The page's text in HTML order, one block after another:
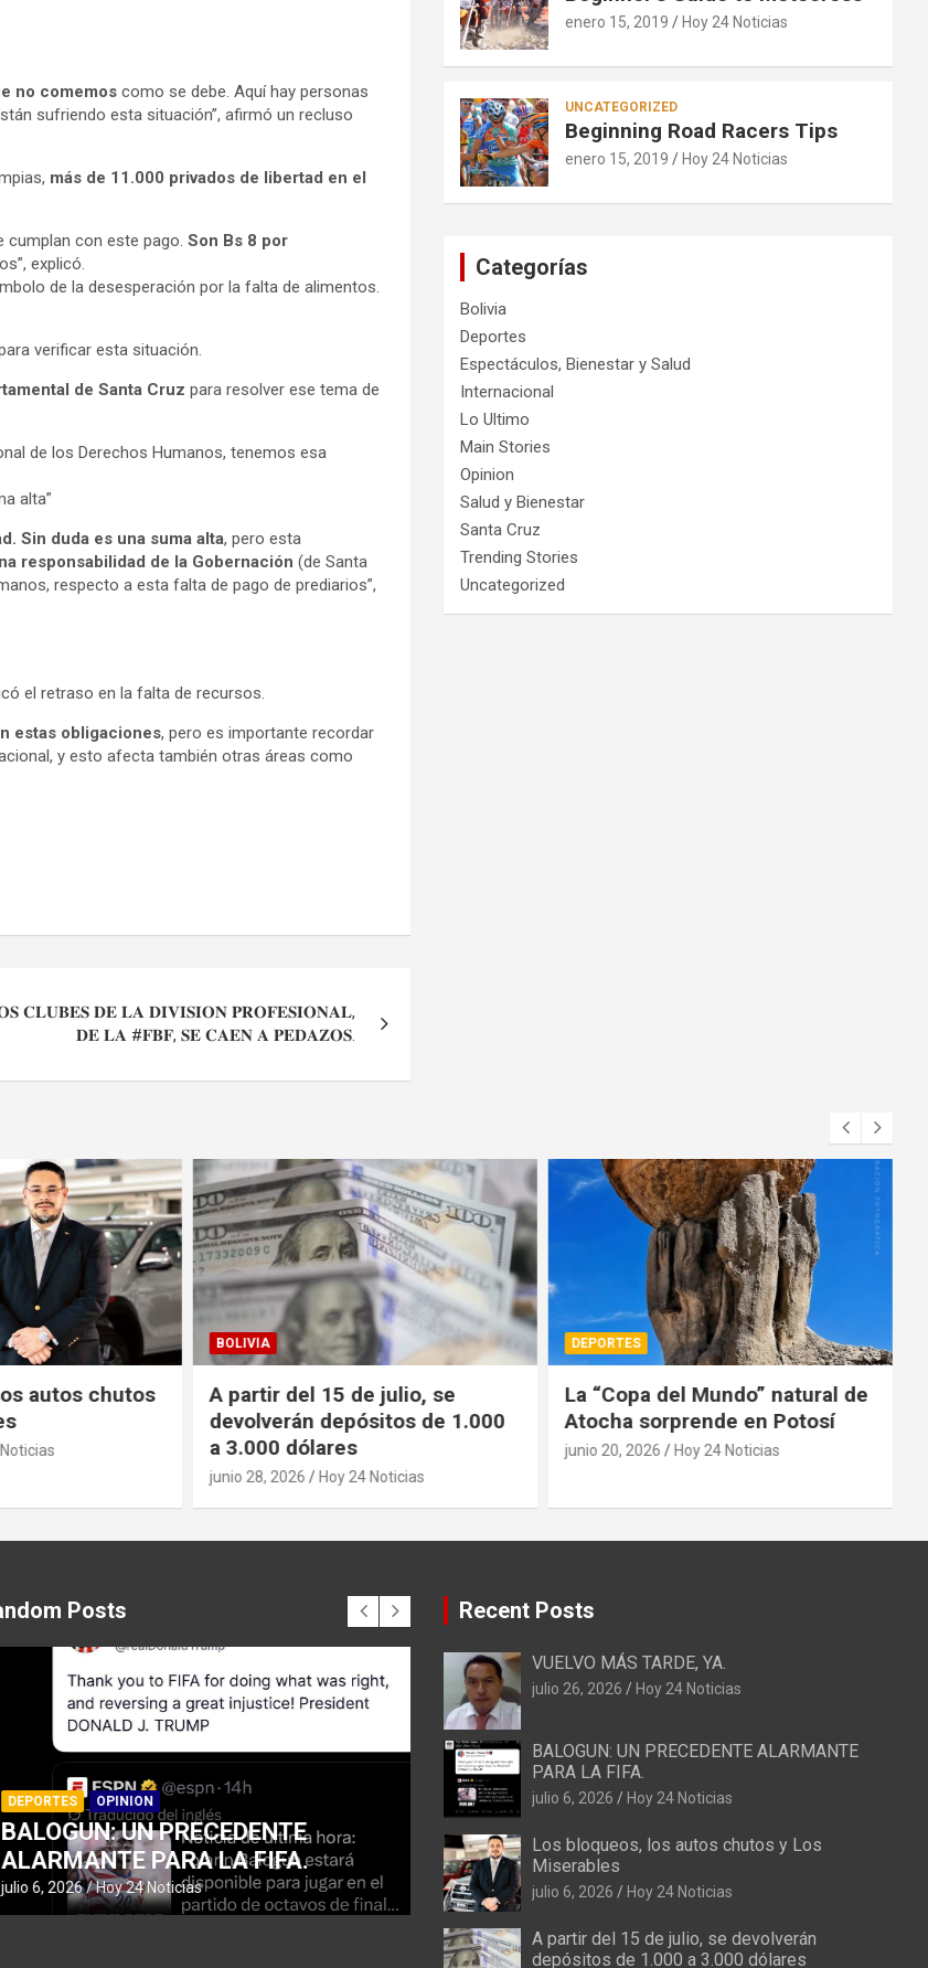
no comemos como se debe. Aquí hay personas
sufriendo esta situación”, afirmó un recluso
más de 11.000 privados de libertad en el
cumplan con este pago. Son Bs 8 por
explicó.
de la desesperación por la falta de alimentos.
verificar esta situación.
de Santa Cruz para resolver ese tema de
de los Derechos Humanos, tenemos esa
alta”
Sin duda es una suma alta, pero esta
responsabilidad de la Gobernación (de Santa
respecto a esta falta de pago de prediarios”,
el retraso en la falta de recursos.
estas obligaciones, pero es importante recordar
y esto afecta también otras áreas como
𝐂𝐋𝐔𝐁𝐄𝐒 𝐃𝐄 𝐋𝐀 𝐃𝐈𝐕𝐈𝐒𝐈𝐎𝐍 𝐏𝐑𝐎𝐅𝐄𝐒𝐈𝐎𝐍𝐀𝐋,
𝐃𝐄 𝐋𝐀 #𝐅𝐁𝐅, 𝐒𝐄 𝐂𝐀𝐄𝐍 𝐀 𝐏𝐄𝐃𝐀𝐙𝐎𝐒.
enero 15, 2019 Hoy 24 Noticias
UNCATEGORIZED
Beginning Road Racers Tips
enero 15, 2019 Hoy 24 Noticias
Categorías
Bolivia
Deportes
Espectáculos, Bienestar y Salud
Internacional
Lo Ultimo
Main Stories
Opinion
Salud y Bienestar
Santa Cruz
Trending Stories
Uncategorized
autos chutos
BOLIVIA
A partir del 15 de julio, se
devolverán depósitos de 1.000
a 3.000 dólares
junio 28, 2026 Hoy 24 Noticias
DEPORTES
La “Copa del Mundo” natural de
Atocha sorprende en Potosí
junio 20, 2026 Hoy 24 Noticias
Posts
OPINION
UN PRECEDENTE
PARA LA FIFA.
6, 2026 Hoy 24 Noticias
OPINION
Los bloqueos, los autos chutos y Los
Miserables
julio 6, 2026 Hoy 24 Noticias
Recent Posts
VUELVO MÁS TARDE, YA.
julio 26, 2026 Hoy 24 Noticias
BALOGUN: UN PRECEDENTE ALARMANTE
PARA LA FIFA.
julio 6, 2026 Hoy 24 Noticias
Los bloqueos, los autos chutos y Los
Miserables
julio 6, 2026 Hoy 24 Noticias
A partir del 15 de julio, se devolverán
depósitos de 1.000 a 3.000 dólares